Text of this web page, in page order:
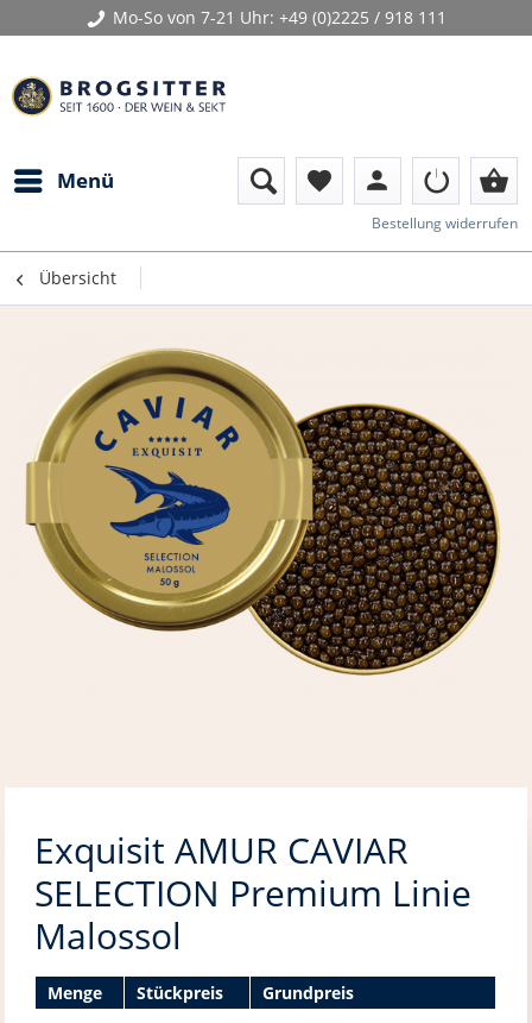
Mo-So von 7-21 Uhr: +49 (0)2225 / 918 111
Menü favorite person shopping_basket
Bestellung widerrufen
Übersicht
Exquisit AMUR CAVIAR
SELECTION Premium Linie
Malossol
Menge Stückpreis
Grundpreis